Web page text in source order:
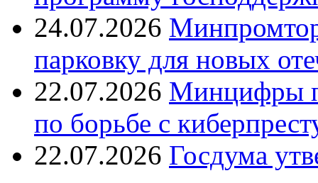
24.07.2026
парковку для новых
22.07.2026 Минцифры
по борьбе с
22.07.2026 Госдума